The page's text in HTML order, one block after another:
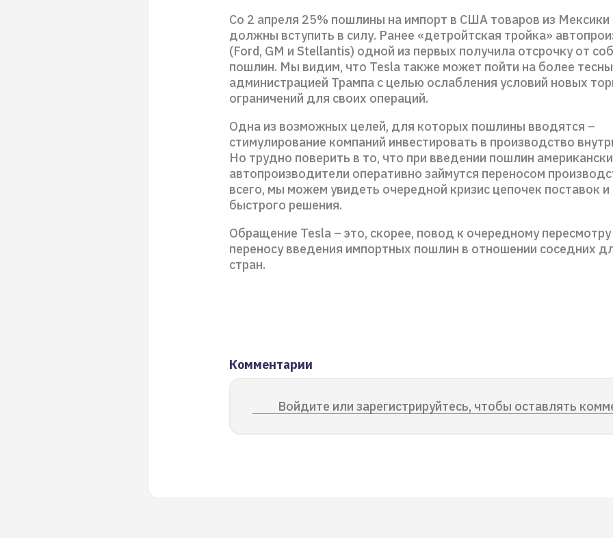
Со 2 апреля 25% пошлины на импорт в США товаров из
должны вступить в силу. Ранее «детройтская тройка»
(Ford, GM и Stellantis) одной из первых получила отсрочку от
пошлин. Мы видим, что Tesla также может пойти на более
администрацией Трампа с целью ослабления условий новых
ограничений для своих операций.
Одна из возможных целей, для которых пошлины вводятся –
стимулирование компаний инвестировать в производство
Но трудно поверить в то, что при введении пошлин
автопроизводители оперативно займутся переносом
всего, мы можем увидеть очередной кризис цепочек поставок и
быстрого решения.
Обращение Tesla – это, скорее, повод к очередному пересмотру
переносу введения импортных пошлин в отношении соседних
стран.
Комментарии
Войдите или зарегистрируйтесь, чтобы оставлять